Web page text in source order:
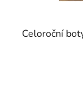
Celoroční